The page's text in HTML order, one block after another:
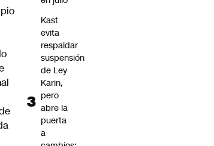
Kast
evita
respaldar
suspensión
de Ley
Karin,
pero
abre la
puerta
a